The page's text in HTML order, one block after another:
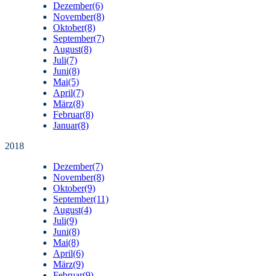
Dezember(6)
November(8)
Oktober(8)
September(7)
August(8)
Juli(7)
Juni(8)
Mai(5)
April(7)
März(8)
Februar(8)
Januar(8)
2018
Dezember(7)
November(8)
Oktober(9)
September(11)
August(4)
Juli(9)
Juni(8)
Mai(8)
April(6)
März(9)